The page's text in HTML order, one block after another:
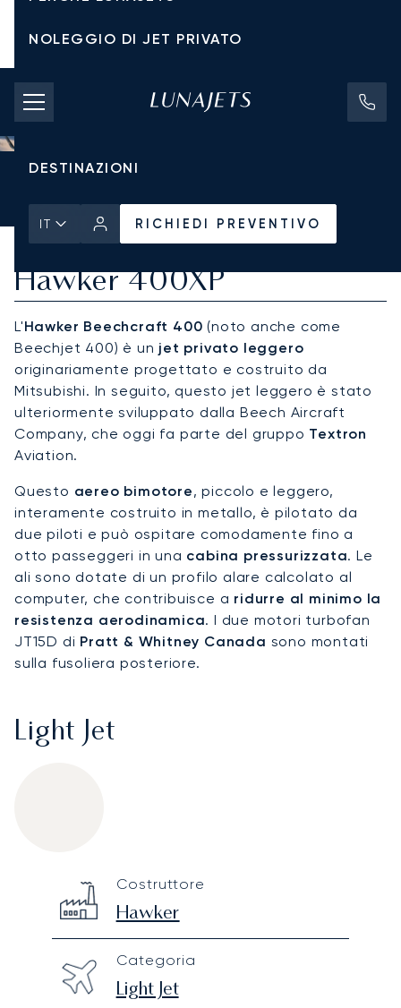
NOLEGGIO DI JET PRIVATO
TARIFFE DI NOLEGGIO
JET PRIVATI
DESTINAZIONI
IT RICHIEDI PREVENTIVO
Hawker 400XP
L'Hawker Beechcraft 400 (noto anche come
Beechjet 400) è un jet privato leggero
originariamente progettato e costruito da
Mitsubishi. In seguito, questo jet leggero è stato
ulteriormente sviluppato dalla Beech Aircraft
Company, che oggi fa parte del gruppo Textron
Aviation.
Questo aereo bimotore, piccolo e leggero,
interamente costruito in metallo, è pilotato da
due piloti e può ospitare comodamente fino a
otto passeggeri in una cabina pressurizzata. Le
ali sono dotate di un profilo alare calcolato al
computer, che contribuisce a ridurre al minimo la
resistenza aerodinamica. I due motori turbofan
JT15D di Pratt & Whitney Canada sono montati
sulla fusoliera posteriore.
Light Jet
Technical specifications
Costruttore
Hawker
Categoria
Light Jet